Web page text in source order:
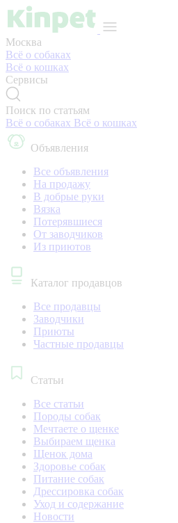
Москва
Всё о собаках
Всё о кошках
Сервисы
Поиск по статьям
Всё о собаках Всё о кошках
Объявления
Все объявления
На продажу
В добрые руки
Вязка
Потерявшиеся
От заводчиков
Из приютов
Каталог продавцов
Все продавцы
Заводчики
Приюты
Частные продавцы
Статьи
Все статьи
Породы собак
Мечтаете о щенке
Выбираем щенка
Щенок дома
Здоровье собак
Питание собак
Дрессировка собак
Уход и содержание
Новости